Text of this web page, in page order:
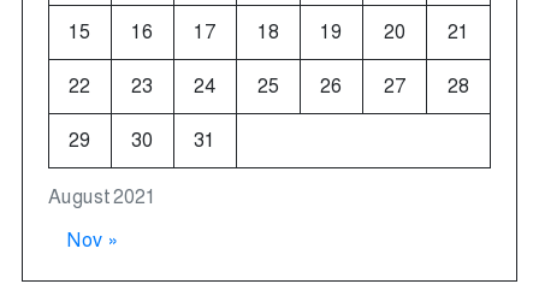
August 2021
15 16 17 18 19 20 21
22 23 24 25 26 27 28
29 30 31
Nov »